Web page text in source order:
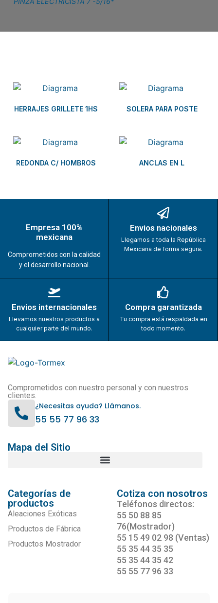
HERRAJES GRILLETE 1HS SOLERA PARA POSTE
REDONDA C/ HOMBROS ANCLAS EN L
Empresa 100%
mexicana
Comprometidos con la calidad
y el desarrollo nacional.
Envios nacionales
Llegamos a toda la República
Mexicana de forma segura.
Envios internacionales
Llevamos nuestros productos a
cualquier parte del mundo.
Compra garantizada
Tu compra está respaldada en
todo momento.
Comprometidos con nuestro personal y con nuestros
clientes.
¿Necesitas ayuda? Llámanos.
55 55 77 96 33
Mapa del Sitio
Categorías de
productos
Aleaciones Exóticas
Productos de Fábrica
Productos Mostrador
Cotiza con nosotros
Teléfonos directos:
55 50 88 85
76(Mostrador)
55 15 49 02 98 (Ventas)
55 35 44 35 35
55 35 44 35 42
55 55 77 96 33